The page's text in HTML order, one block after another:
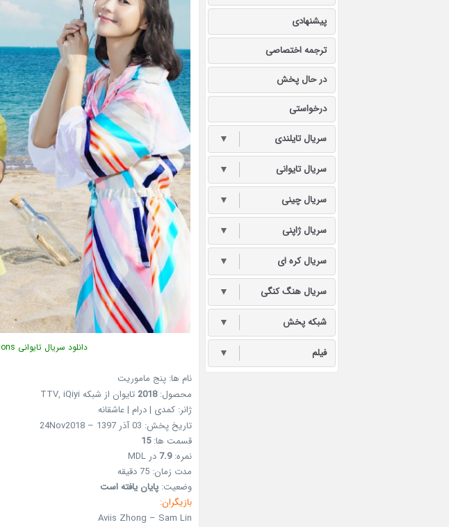
دانلود سریال تایوانی Five Missions
نام ها: پنج ماموریت
محصول:2018تایوان از شبکه TTV, iQiyi
ژانر: کمدی | درام | عاشقانه
تاریخ پخش: 03 آذر 1397 – 24Nov2018
قسمت ها:15
نمره:7.9در MDL
مدت زمان: 75 دقیقه
وضعیت: پایان یافته است
بازیگران:
Aviis Zhong – Sam Lin
پیشنهادی
ترجمه اختصاصی
در حال پخش
درخواستی
سریال تایلندی ▼
سریال تایوانی ▼
سریال چینی ▼
سریال ژاپنی ▼
سریال کره ای ▼
سریال هنگ کنگی ▼
شبکه پخش ▼
فیلم ▼